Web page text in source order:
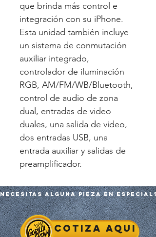
que brinda más control e
integración con su iPhone.
Esta unidad también incluye
un sistema de conmutación
auxiliar integrado,
controlador de iluminación
RGB, AM/FM/WB/Bluetooth,
control de audio de zona
dual, entradas de video
duales, una salida de video,
dos entradas USB, una
entrada auxiliar y salidas de
preamplificador.
Necesitas alguna pieza en especial?
Cotiza aqui